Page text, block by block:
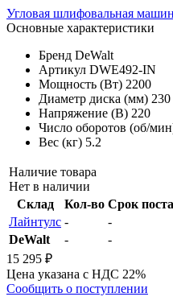
Угловая шлифовальная
Основные характеристики
Бренд DeWalt
Артикул DWE492-IN
Мощность (Вт) 2200
Диаметр диска (мм) 230
Напряжение (В) 220
Число оборотов (об/
Вес (кг) 5.2
Наличие товара
Нет в наличии
Склад
Кол-во Срок
Лайнтулс -
-
DeWalt
-
-
15 295 ₽
Цена указана с НДС 22%
Сообщить о поступлении